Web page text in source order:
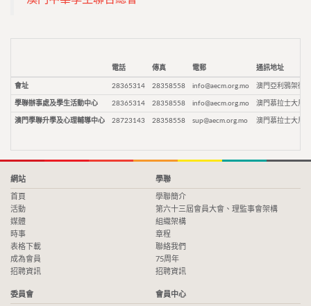
電話 傳真 電郵 通訊地址
會址 28365314 28358558 info@aecm.org.mo 澳門亞利鴉架街9
學聯辦事處及學生活動中心 28365314 28358558 info@aecm.org.mo 澳門慕拉士大馬
澳門學聯升學及心理輔導中心 28723143 28358558 sup@aecm.org.mo 澳門慕拉士大馬
網站
首頁
活動
媒體
時事
表格下載
成為會員
招聘資訊
學聯
學聯簡介
第六十三屆會員大會、理監事會架構
組織架構
章程
聯絡我們
75周年
招聘資訊
委員會 會員中心